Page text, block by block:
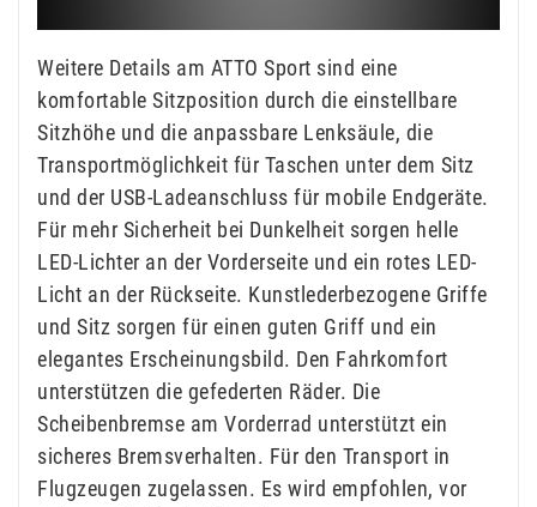
Weitere Details am ATTO Sport sind eine
komfortable Sitzposition durch die einstellbare
Sitzhöhe und die anpassbare Lenksäule, die
Transportmöglichkeit für Taschen unter dem Sitz
und der USB-Ladeanschluss für mobile Endgeräte.
Für mehr Sicherheit bei Dunkelheit sorgen helle
LED-Lichter an der Vorderseite und ein rotes LED-
Licht an der Rückseite. Kunstlederbezogene Griffe
und Sitz sorgen für einen guten Griff und ein
elegantes Erscheinungsbild. Den Fahrkomfort
unterstützen die gefederten Räder. Die
Scheibenbremse am Vorderrad unterstützt ein
sicheres Bremsverhalten. Für den Transport in
Flugzeugen zugelassen. Es wird empfohlen, vor